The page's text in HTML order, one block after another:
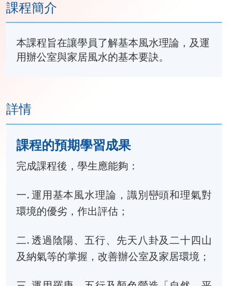
課程簡介
本課程旨在讓學員了解基本風水理論，及運
用辦公室與家居風水的基本要訣。
詳情
課程的預期學習成果
完成課程後，學生應能夠：
一. 運用基本風水理論，識別巒頭和理氣對
環境的優劣，作出評估；
二. 透過陰陽、五行、先天八卦及二十四山
及納氣等的掌握，改善辦公室及家居環境；